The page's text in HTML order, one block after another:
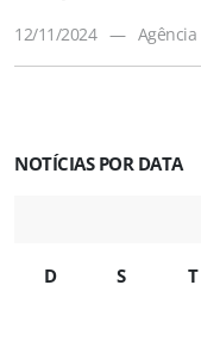
12/11/2024 — Agência
NOTÍCIAS POR DATA
D S T